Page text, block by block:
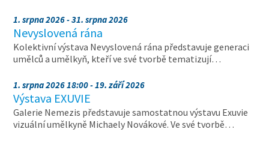
1. srpna 2026 - 31. srpna 2026
Nevyslovená rána
Kolektivní výstava Nevyslovená rána představuje generaci
umělců a umělkyň, kteří ve své tvorbě tematizují…
1. srpna 2026 18:00 - 19. září 2026
Výstava EXUVIE
Galerie Nemezis představuje samostatnou výstavu Exuvie
vizuální umělkyně Michaely Novákové. Ve své tvorbě…